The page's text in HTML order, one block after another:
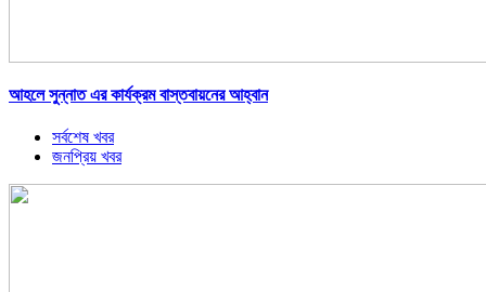
আহলে সুন্নাত এর কার্যক্রম বাস্তবায়নের আহ্বান
সর্বশেষ খবর
জনপ্রিয় খবর